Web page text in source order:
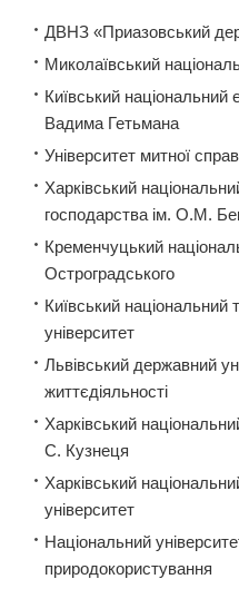
ДВНЗ «Приазовський
Миколаївський
Київський національний
Вадима Гетьмана
Університет митної
Харківський
господарства ім. О.М.
Кременчуцький
Остроградського
Київський національний
університет
Львівський державний
життєдіяльності
Харківський
С. Кузнеця
Харківський
університет
Національний
природокористування